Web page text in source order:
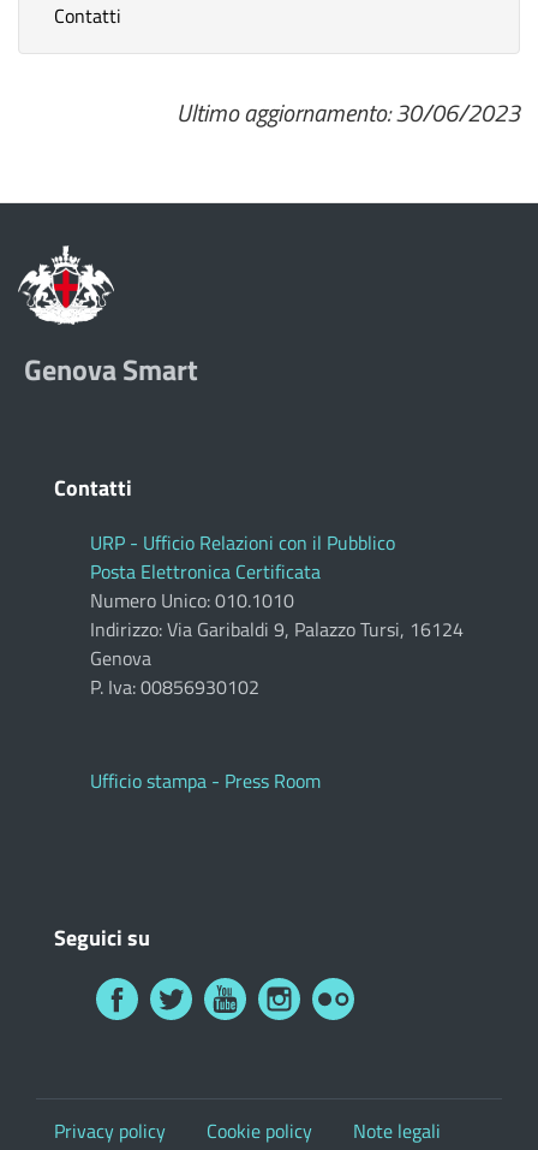
Contatti
Ultimo aggiornamento: 30/06/2023
Genova Smart
Contatti
URP - Ufficio Relazioni con il Pubblico
Posta Elettronica Certificata
Numero Unico: 010.1010
Indirizzo: Via Garibaldi 9, Palazzo Tursi, 16124
Genova
P. Iva: 00856930102
Ufficio stampa - Press Room
Seguici su
Privacy policy Cookie policy Note legali